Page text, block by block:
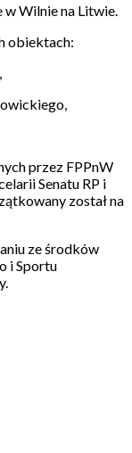
w Wilnie na Litwie.
obiektach:
przez FPPnW
Senatu RP i
został na
ze środków
i Sportu